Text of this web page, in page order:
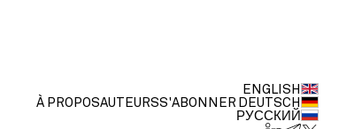
À PROPOSAUTEURSS'ABONNER
ENGLISH
DEUTSCH
РУССКИЙ